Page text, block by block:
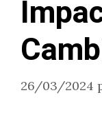
26/03/2024